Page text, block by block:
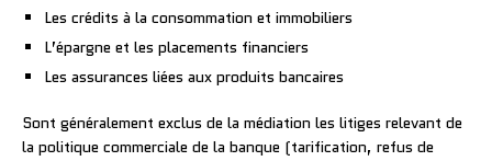
Les crédits à la consommation et immobiliers
L’épargne et les placements financiers
Les assurances liées aux produits bancaires
Sont généralement exclus de la médiation les litiges relevant de
la politique commerciale de la banque (tarification, refus de